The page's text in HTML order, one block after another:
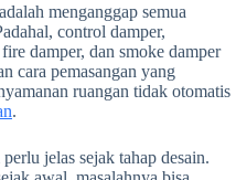
menganggap semua
control damper,
damper, dan smoke damper
cara pemasangan yang
ruangan tidak otomatis
.
jelas sejak tahap desain.